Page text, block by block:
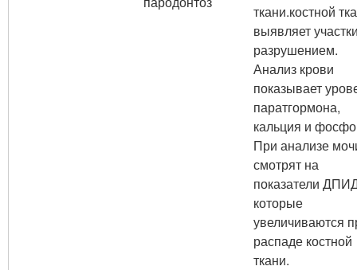
ткани.костной
выявляет
разрушением.
Анализ крови
показывает
паратгормона,
кальция и
При анализе
смотрят на
показатели
которые
увеличиваются
распаде костной
ткани.